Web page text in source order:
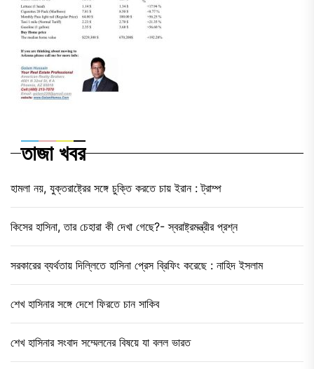
তাজা খবর
হামলা নয়, যুক্তরাষ্ট্রের সঙ্গে চুক্তি করতে চায় ইরান : ট্রাম্প
কিসের হাসিনা, তার চেহারা কী দেখা গেছে?- স্বরাষ্ট্রমন্ত্রীর প্রশ্ন
সরকারের ব্যর্থতায় দিল্লিতে হাসিনা প্রেস ব্রিফিং করেছে : নাহিদ ইসলাম
শেখ হাসিনার সঙ্গে দেশে ফিরতে চান সাকিব
শেখ হাসিনার সংবাদ সম্মেলনের বিষয়ে যা বলল ভারত